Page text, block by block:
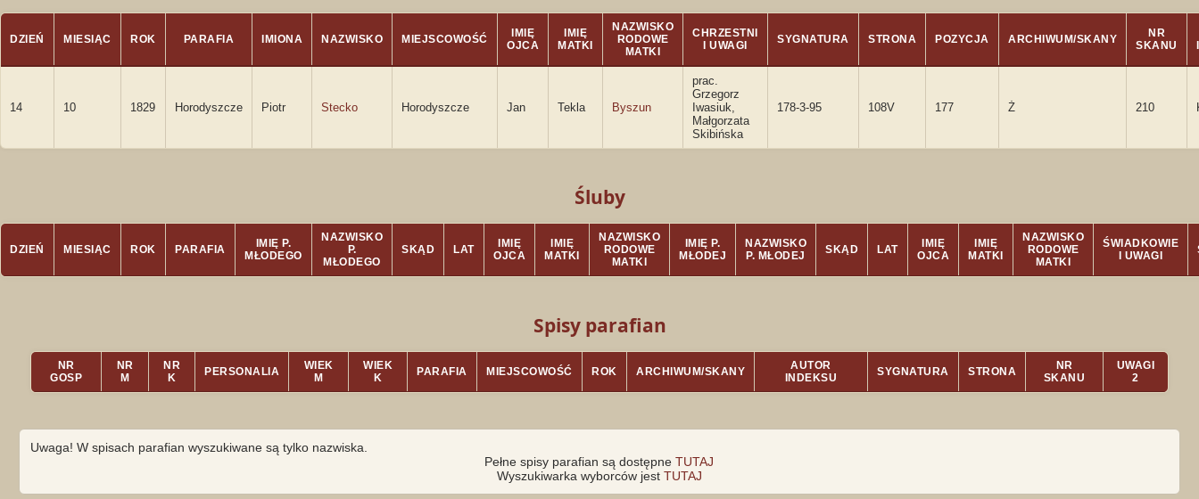
DZIEŃ MIESIĄC ROK PARAFIA IMIONA NAZWISKO MIEJSCOWOŚĆ
IMIĘ
OJCA
IMIĘ
MATKI
NAZWISKO
RODOWE
MATKI
CHRZESTNI
I UWAGI
SYGNATURA STRONA POZYCJA ARCHIWUM/SKANY
NR
SKANU
14 10 1829 Horodyszcze Piotr Stecko Horodyszcze Jan Tekla Byszun
prac.
Grzegorz
Iwasiuk,
Małgorzata
Skibińska
178-3-95 108V 177 Ż 210
Śluby
DZIEŃ MIESIĄC ROK PARAFIA
IMIĘ P.
MŁODEGO
NAZWISKO
P.
MŁODEGO
SKĄD LAT
IMIĘ
OJCA
IMIĘ
MATKI
NAZWISKO
RODOWE
MATKI
IMIĘ P.
MŁODEJ
NAZWISKO
P. MŁODEJ
SKĄD LAT
IMIĘ
OJCA
IMIĘ
MATKI
NAZWISKO
RODOWE
MATKI
ŚWIADKOWIE
I UWAGI
Spisy parafian
NR
GOSP
NR
M
NR
K
PERSONALIA
WIEK
M
WIEK
K
PARAFIA MIEJSCOWOŚĆ ROK ARCHIWUM/SKANY
AUTOR
INDEKSU
SYGNATURA STRONA
NR
SKANU
UWAGI
2
Uwaga! W spisach parafian wyszukiwane są tylko nazwiska.
Pełne spisy parafian są dostępneTUTAJ
Wyszukiwarka wyborców jest TUTAJ